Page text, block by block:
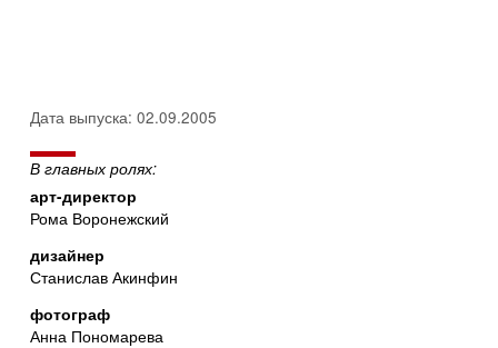
Дата выпуска: 02.09.2005
В главных ролях:
арт-директор
Рома Воронежский
дизайнер
Станислав Акинфин
фотограф
Анна Пономарева